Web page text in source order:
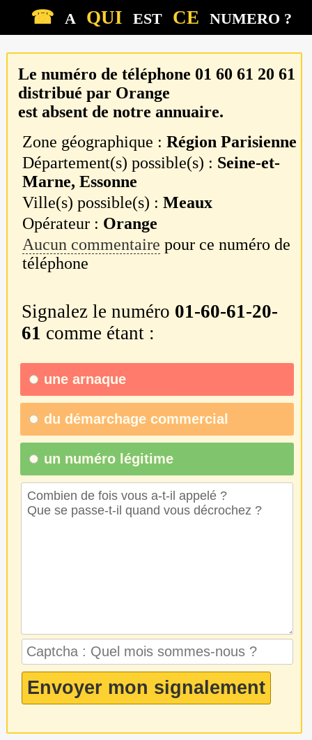
☎ A QUI EST CE NUMERO ?
Le numéro de téléphone 01 60 61 20 61
distribué par Orange
est absent de notre annuaire.
Zone géographique :Région Parisienne
Département(s) possible(s) : Seine-et-
Marne, Essonne
Ville(s) possible(s) :Meaux
Opérateur : Orange
Aucun commentaire pour ce numéro de
téléphone
Signalez le numéro 01-60-61-20-
61 comme étant :
une arnaque
du démarchage commercial
un numéro légitime